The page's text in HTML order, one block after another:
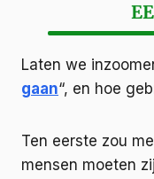
Laten we
gaan“, en hoe
Ten eerste zou
mensen moeten